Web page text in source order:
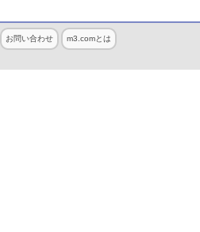
お問い合わせ m3.comとは